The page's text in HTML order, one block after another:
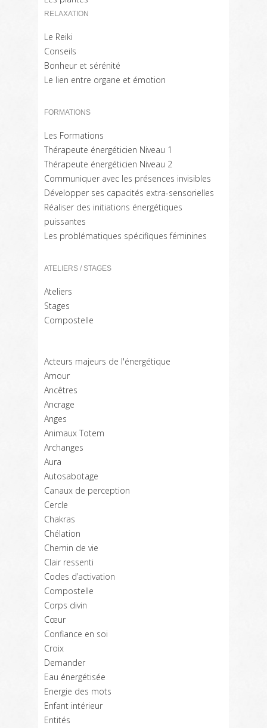
RELAXATION
Le Reiki
Conseils
Bonheur et sérénité
Le lien entre organe et émotion
FORMATIONS
Les Formations
Thérapeute énergéticien Niveau 1
Thérapeute énergéticien Niveau 2
Communiquer avec les présences invisibles
Développer ses capacités extra-sensorielles
Réaliser des initiations énergétiques
puissantes
Les problématiques spécifiques féminines
ATELIERS / STAGES
Ateliers
Stages
Compostelle
Acteurs majeurs de l'énergétique
Amour
Ancêtres
Ancrage
Anges
Animaux Totem
Archanges
Aura
Autosabotage
Canaux de perception
Cercle
Chakras
Chélation
Chemin de vie
Clair ressenti
Codes d’activation
Compostelle
Corps divin
Cœur
Confiance en soi
Croix
Demander
Eau énergétisée
Energie des mots
Enfant intérieur
Entités